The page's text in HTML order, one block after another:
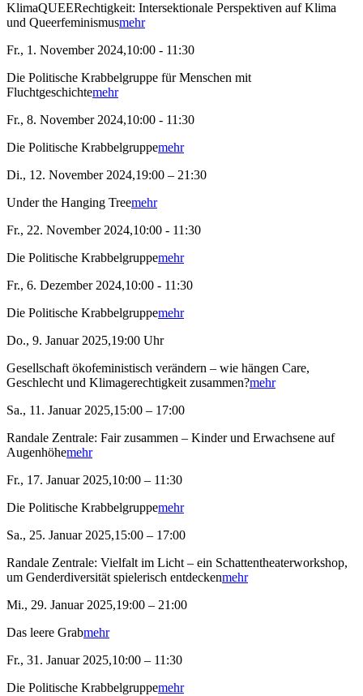
KlimaQUEERechtigkeit: Intersektionale Perspektiven auf Klima
und Queerfeminismusmehr
Fr., 1. November 2024,10:00 - 11:30
Die Politische Krabbelgruppe für Menschen mit
Fluchtgeschichtemehr
Fr., 8. November 2024,10:00 - 11:30
Die Politische Krabbelgruppemehr
Di., 12. November 2024,19:00 – 21:30
Under the Hanging Treemehr
Fr., 22. November 2024,10:00 - 11:30
Die Politische Krabbelgruppemehr
Fr., 6. Dezember 2024,10:00 - 11:30
Die Politische Krabbelgruppemehr
Do., 9. Januar 2025,19:00 Uhr
Gesellschaft ökofeministisch verändern – wie hängen Care,
Geschlecht und Klimagerechtigkeit zusammen?mehr
Sa., 11. Januar 2025,15:00 – 17:00
Randale Zentrale: Fair zusammen – Kinder und Erwachsene auf
Augenhöhemehr
Fr., 17. Januar 2025,10:00 – 11:30
Die Politische Krabbelgruppemehr
Sa., 25. Januar 2025,15:00 – 17:00
Randale Zentrale: Vielfalt im Licht – ein Schattentheaterworkshop,
um Genderdiversität spielerisch entdeckenmehr
Mi., 29. Januar 2025,19:00 – 21:00
Das leere Grabmehr
Fr., 31. Januar 2025,10:00 – 11:30
Die Politische Krabbelgruppemehr